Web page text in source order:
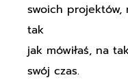
swoich
tak
jak mówiłaś, na
swój czas.